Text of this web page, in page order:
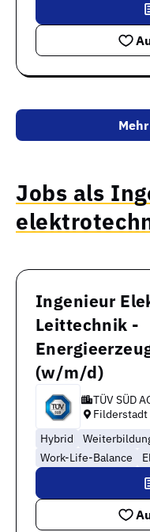
Jobs als
Ingenieur
Leittechnik -
(w/m/d)
TÜV SÜD
Filderstadt
Hybrid
Work-Life-Balance